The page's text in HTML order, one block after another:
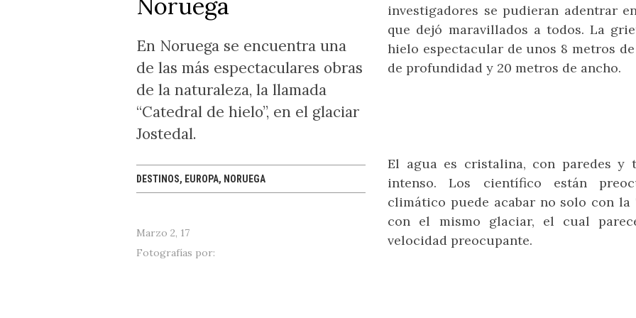
Estado de México
Acapulco
Nuevo León
+
Un día en la Narvarte
turista te da la sensación de
vacaciones, aunque sea por
Argentina
Uruguay
Costa Rica
+
Guía práctica de
Santiago
Siete barrios de Santiago y
Alemania
Benelux
Escandinavia
+
París con Alondra
d’Île de France me hizo
regresar a todos los espacios
Corea
Camboya
Dubai
+
Cinco lugares
imperdibles de
Singapur
Tanzania
+
Guía mínima de África:
Malawi
La eterna sonrisa del lago.
En Noruega se encuentra una
de las más espectaculares obras
de la naturaleza, la llamada
“Catedral de hielo”, en el glaciar
Jostedal.
DESTINOS, EUROPA, NORUEGA
Marzo 2, 17
Fotografías por:
investigadores se pudieran adentrar
que dejó maravillados a todos. La
hielo espectacular de unos 8 metros
de profundidad y 20 metros de ancho.
El agua es cristalina, con paredes y
intenso. Los científico están
climático puede acabar no solo con la
con el mismo glaciar, el cual
velocidad preocupante.